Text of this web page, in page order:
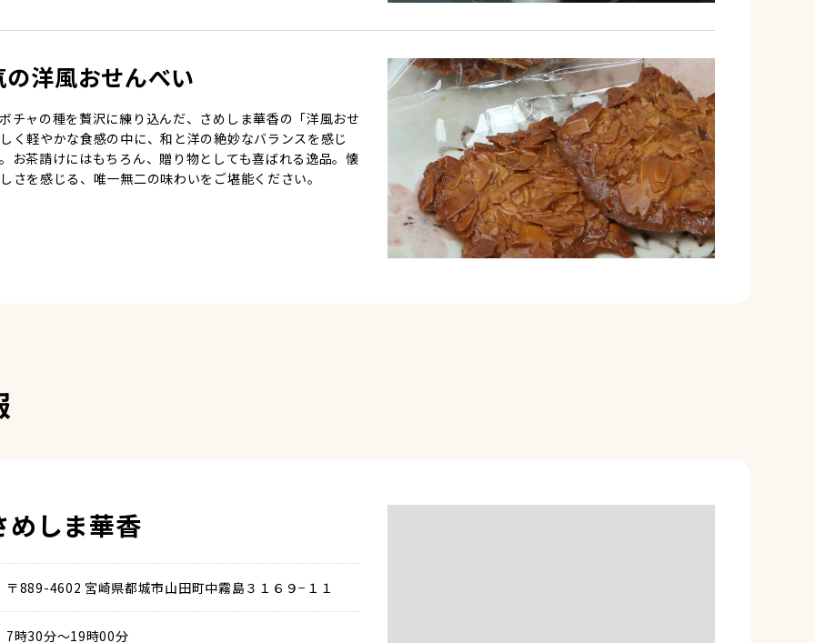
の洋風おせんべい
チャの種を贅沢に練り込んだ、さめしま華香の「洋風おせ
く軽やかな食感の中に、和と洋の絶妙なバランスを感じ
お茶請けにはもちろん、贈り物としても喜ばれる逸品。懐
さを感じる、唯一無二の味わいをご堪能ください。
めしま華香
〒889-4602 宮崎県都城市山田町中霧島３１６９−１１
7時30分～19時00分